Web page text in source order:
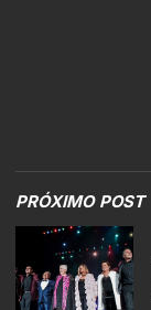
PRÓXIMO POST